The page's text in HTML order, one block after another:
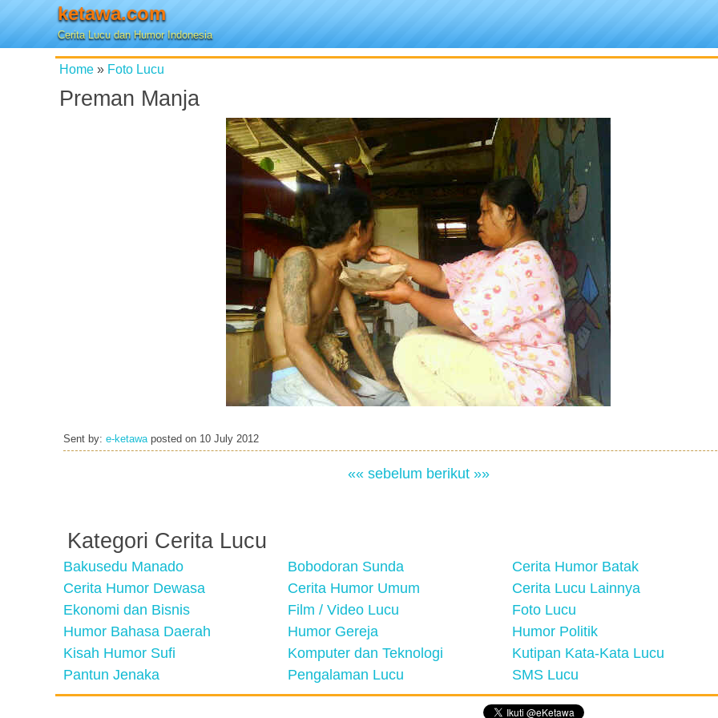
ketawa.com
Cerita Lucu dan Humor Indonesia
Home » Foto Lucu
Preman Manja
Sent by: e-ketawaposted on 10 July 2012
«« sebelum berikut »»
Kategori Cerita Lucu
Bakusedu Manado Bobodoran Sunda
Cerita Humor Batak
Cerita Humor Dewasa
Cerita Humor Umum
Cerita Lucu Lainnya
Ekonomi dan Bisnis
Film / Video Lucu
Foto Lucu
Humor Bahasa Daerah
Humor Gereja
Humor Politik
Kisah Humor Sufi
Komputer dan Teknologi
Kutipan Kata-Kata Lucu
Pantun Jenaka
Pengalaman Lucu SMS Lucu